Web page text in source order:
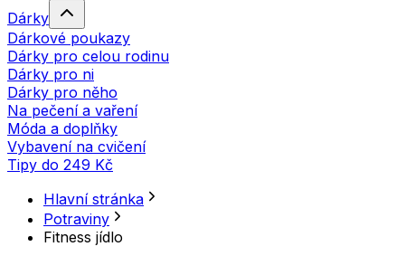
Dárky
Dárkové poukazy
Dárky pro celou rodinu
Dárky pro ni
Dárky pro něho
Na pečení a vaření
Móda a doplňky
Vybavení na cvičení
Tipy do 249 Kč
Hlavní stránka
Potraviny
Fitness jídlo